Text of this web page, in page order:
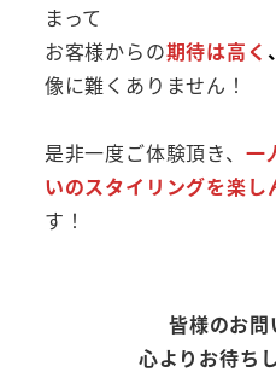
まって
お客様からの期待は高く
像に難くありません！
是非一度ご体験頂き、 一
いのスタイリングを楽し
す！
皆様のお問
心よりお待ち